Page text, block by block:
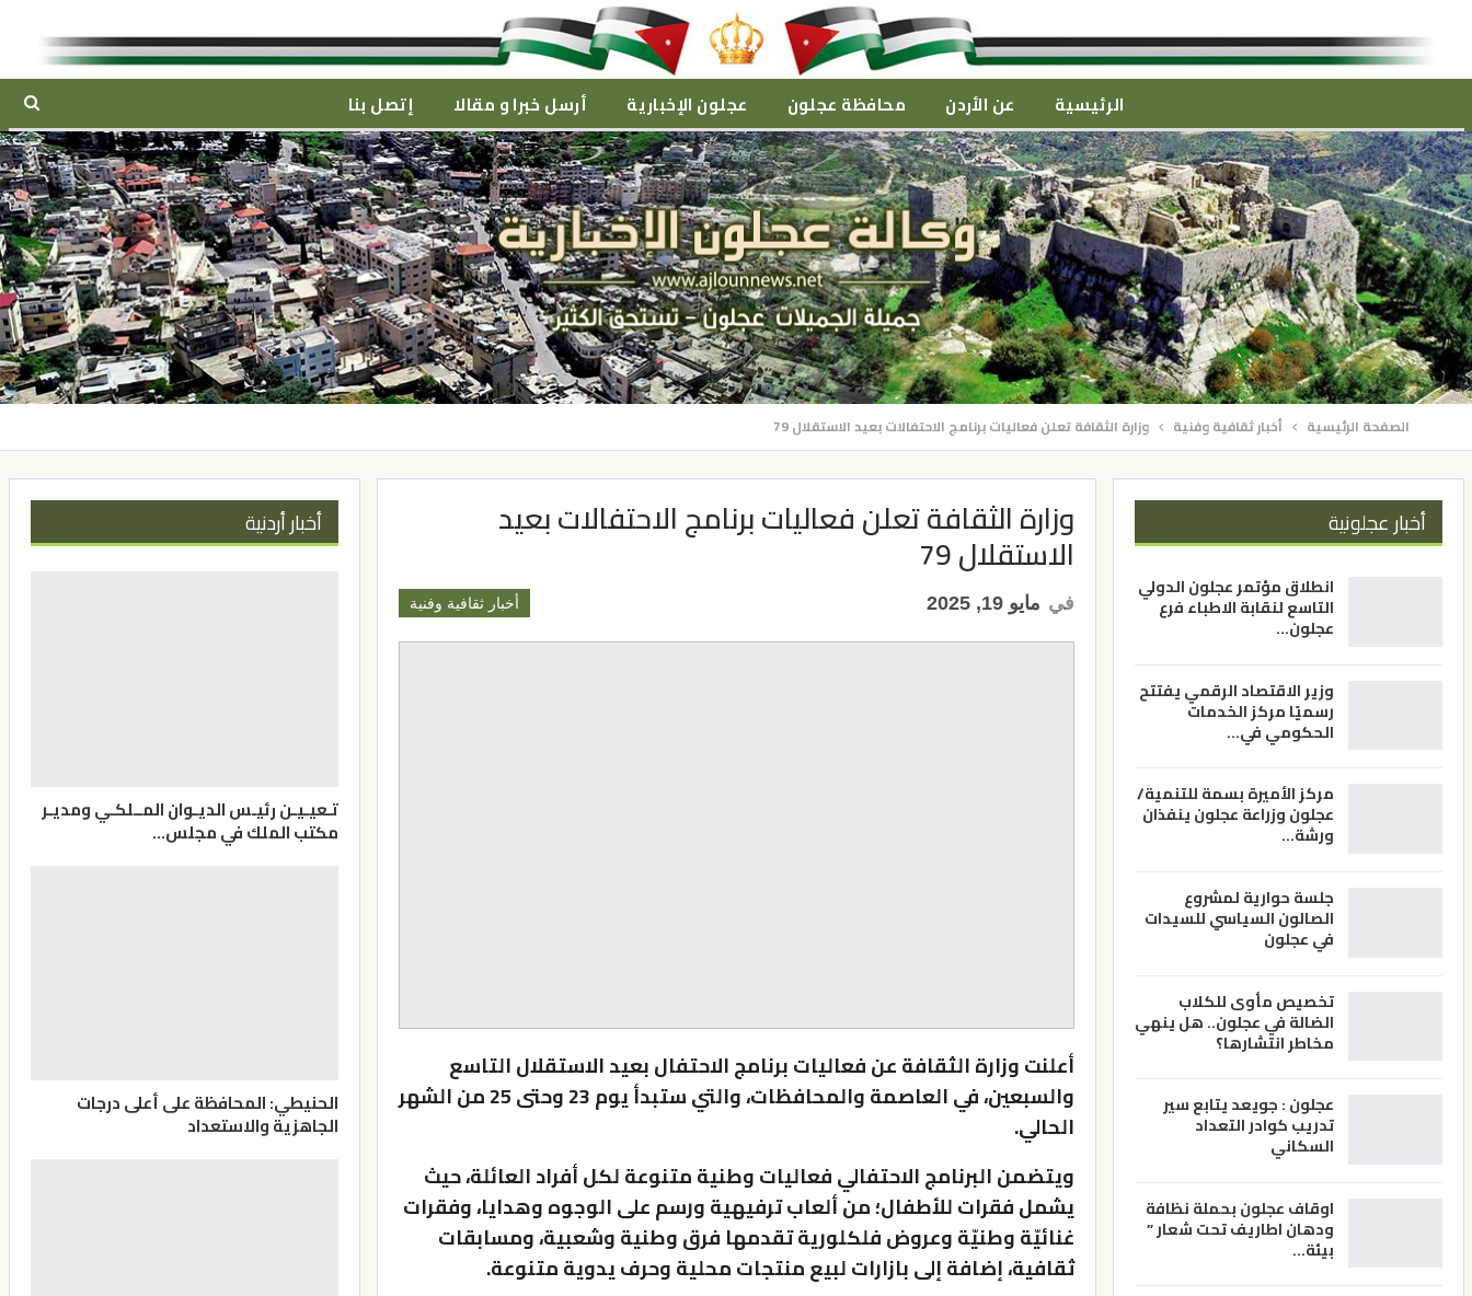
الرئيسية عن الأردن محافظة عجلون عجلون الإخبارية أرسل خبرا و مقالا إتصل بنا
الصفحة الرئيسية أخبار ثقافية وفنية وزارة الثقافة تعلن فعاليات برنامج الاحتفالات بعيد الاستقلال 79
وزارة الثقافة تعلن فعاليات برنامج الاحتفالات بعيد
الاستقلال 79
أخبار ثقافية وفنية في مايو 19, 2025
أعلنت وزارة الثقافة عن فعاليات برنامج الاحتفال بعيد الاستقلال التاسع
والسبعين، في العاصمة والمحافظات، والتي ستبدأ يوم 23 وحتى 25 من الشهر
الحالي.
ويتضمن البرنامج الاحتفالي فعاليات وطنية متنوعة لكل أفراد العائلة، حيث
يشمل فقرات للأطفال؛ من ألعاب ترفيهية ورسم على الوجوه وهدايا، وفقرات
غنائيّة وطنيّة وعروض فلكلورية تقدمها فرق وطنية وشعبية، ومسابقات
ثقافية، إضافة إلى بازارات لبيع منتجات محلية وحرف يدوية متنوعة.
أخبار عجلونية
انطلاق مؤتمر عجلون الدولي
التاسع لنقابة الاطباء فرع
عجلون…
وزير الاقتصاد الرقمي يفتتح
رسميًا مركز الخدمات
الحكومي في…
مركز الأميرة بسمة للتنمية/
عجلون وزراعة عجلون ينفذان
ورشة…
جلسة حوارية لمشروع
الصالون السياسي للسيدات
في عجلون
تخصيص مأوى للكلاب
الضالة في عجلون.. هل ينهي
مخاطر انتشارها؟
عجلون : جويعد يتابع سير
تدريب كوادر التعداد
السكاني
اوقاف عجلون بحملة نظافة
ودهان اطاريف تحت شعار ”
بيئة…
أخبار أردنية
تـعيـيـن رئيـس الديـوان المــلكـي ومديـر
مكتب الملك في مجلس…
الحنيطي: المحافظة على أعلى درجات
الجاهزية والاستعداد